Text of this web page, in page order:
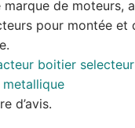
marque de moteurs,
pour montée et
d’avis.